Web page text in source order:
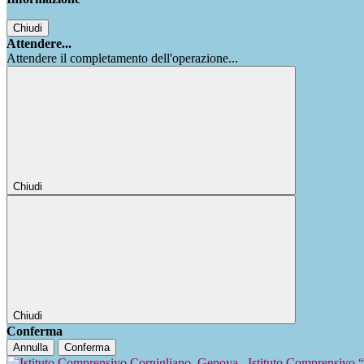
Chiudi
Attendere...
Attendere il completamento dell'operazione...
Chiudi
Chiudi
Conferma
Annulla Conferma